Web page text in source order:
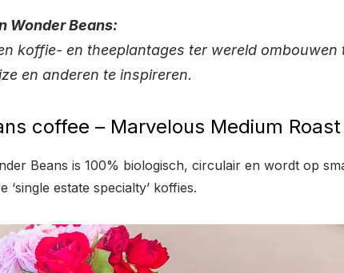
Wonder Beans:
koffie- en theeplantages ter wereld
en anderen te inspireren.
coffee – Marvelous Medium Roast
Beans is 100% biologisch, circulair en wordt op
‘single estate specialty’ koffies.